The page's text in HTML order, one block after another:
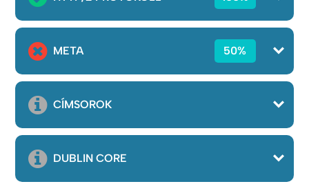
META 50%
CÍMSOROK
DUBLIN CORE